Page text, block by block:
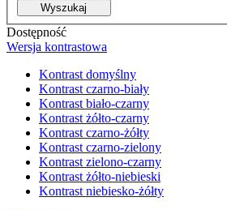
Wyszukaj
Dostępność
Wersja kontrastowa
Kontrast domyślny
Kontrast czarno-biały
Kontrast biało-czarny
Kontrast żółto-czarny
Kontrast czarno-żółty
Kontrast czarno-zielony
Kontrast zielono-czarny
Kontrast żółto-niebieski
Kontrast niebiesko-żółty